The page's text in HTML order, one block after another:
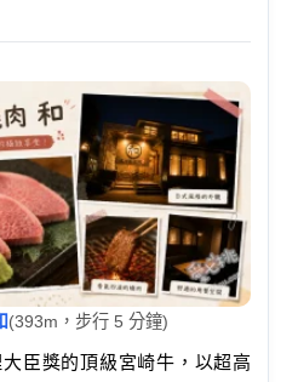
(393m，步行 5 分鐘)
臣獎的頂級宮崎牛，以超高